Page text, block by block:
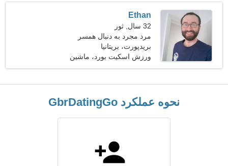
Ethan
32 سال, ثور
مرد مجرد به دنبال همسر
بریدپورت، بریتانیا
ورزش اسکیت بورد، ماشین
ها
نحوه عملکرد GbrDatingGo